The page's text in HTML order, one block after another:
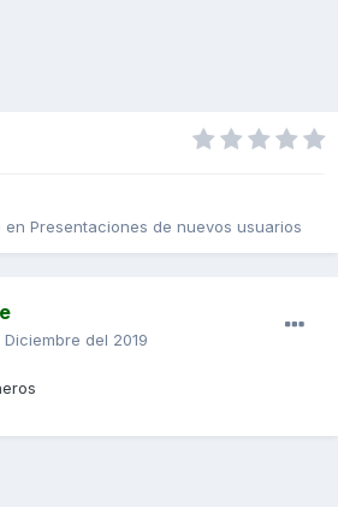
en Presentaciones de nuevos usuarios
Diciembre del 2019